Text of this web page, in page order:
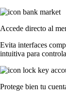
Accede directo al
Evita interfaces
intuitiva para
Protege bien tu